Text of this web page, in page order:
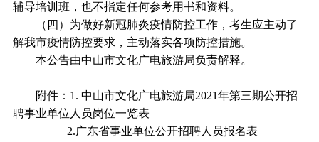
辅导培训班，也不指定任何参考用书和资料。
（四）为做好新冠肺炎疫情防控工作，考生应主动了
解我市疫情防控要求，主动落实各项防控措施。
本公告由中山市文化广电旅游局负责解释。
附件：1. 中山市文化广电旅游局2021年第三期公开招
聘事业单位人员岗位一览表
2.广东省事业单位公开招聘人员报名表